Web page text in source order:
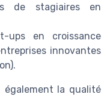
de stagiaires en
ups en croissance
innovantes
également la qualité